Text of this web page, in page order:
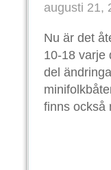
augusti 21,
Nu är det
10-18 varje
del
finns också